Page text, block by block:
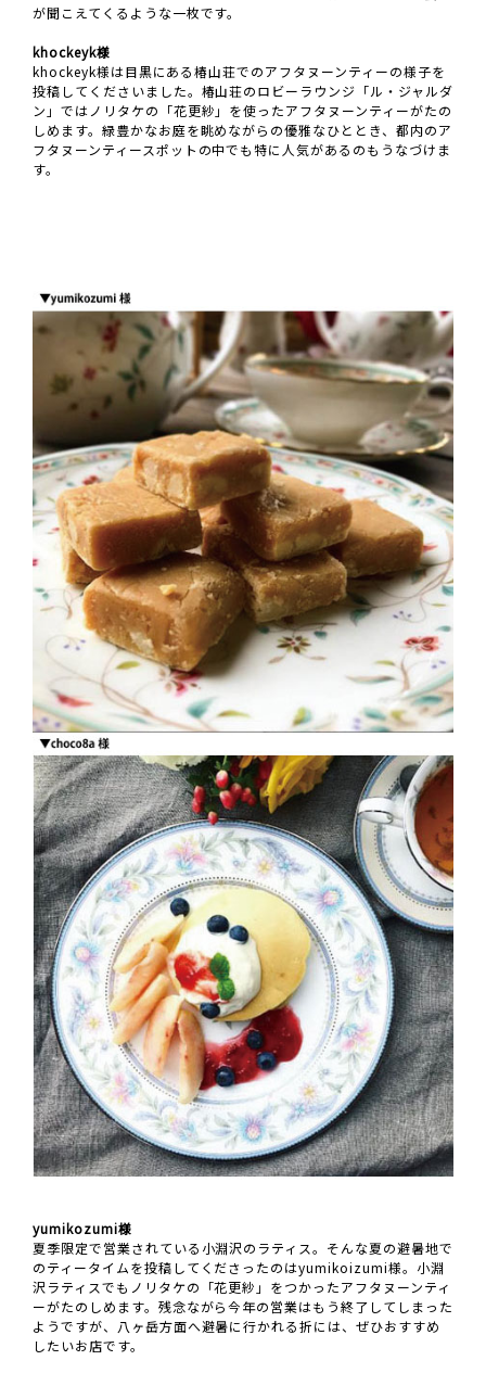
が聞こえてくるような一枚です。
khockeyk様
khockeyk様は目黒にある椿山荘でのアフタヌーンティーの様子を
投稿してくださいました。椿山荘のロビーラウンジ「ル・ジャルダ
ン」ではノリタケの「花更紗」を使ったアフタヌーンティーがたの
しめます。緑豊かなお庭を眺めながらの優雅なひととき、都内のア
フタヌーンティースポットの中でも特に人気があるのもうなづけま
す。
yumikozumi様
夏季限定で営業されている小淵沢のラティス。そんな夏の避暑地で
のティータイムを投稿してくださったのはyumikoizumi様。小淵
沢ラティスでもノリタケの「花更紗」をつかったアフタヌーンティ
ーがたのしめます。残念ながら今年の営業はもう終了してしまった
ようですが、八ヶ岳方面へ避暑に行かれる折には、ぜひおすすめ
したいお店です。